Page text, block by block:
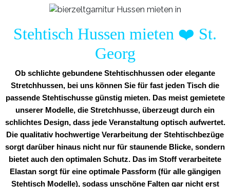
Stehtisch Hussen mieten ❤️ St.
Georg
Ob schlichte gebundene Stehtischhussen oder elegante
Stretchhussen, bei uns können Sie für fast jeden Tisch die
passende Stehtischusse günstig mieten. Das meist gemietete
unserer Modelle, die Stretchhusse, überzeugt durch ein
schlichtes Design, dass jede Veranstaltung optisch aufwertet.
Die qualitativ hochwertige Verarbeitung der Stehtischbezüge
sorgt darüber hinaus nicht nur für staunende Blicke, sondern
bietet auch den optimalen Schutz. Das im Stoff verarbeitete
Elastan sorgt für eine optimale Passform (für alle gängigen
Stehtisch Modelle), sodass unschöne Falten gar nicht erst